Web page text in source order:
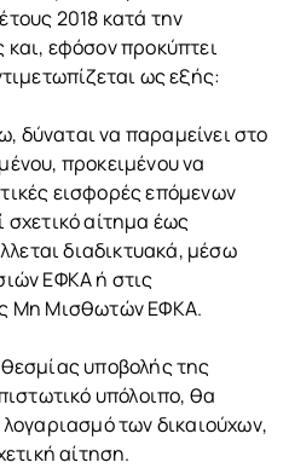
2018 κατά την
εφόσον προκύπτει
ως εξής:
δύναται να παραμείνει στο
προκειμένου να
εισφορές επόμενων
αίτημα έως
διαδικτυακά, μέσω
ΕΦΚΑ ή στις
Μη Μισθωτών ΕΦΚΑ.
υποβολής της
υπόλοιπο, θα
των δικαιούχων,
αίτηση.